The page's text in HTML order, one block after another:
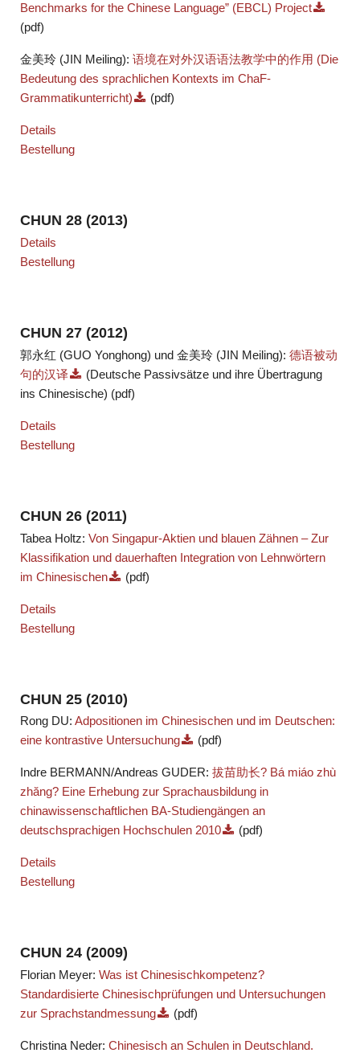
Benchmarks for the Chinese Language” (EBCL) Project
(pdf)
金美玲 (JIN Meiling): 语境在对外汉语语法教学中的作用 (Die
Bedeutung des sprachlichen Kontexts im ChaF-
Grammatikunterricht)
(pdf)
Details
Bestellung
CHUN 28 (2013)
Details
Bestellung
CHUN 27 (2012)
郭永红 (GUO Yonghong) und 金美玲 (JIN Meiling): 德语被动
句的汉译
(Deutsche Passivsätze und ihre Übertragung
ins Chinesische) (pdf)
Details
Bestellung
CHUN 26 (2011)
Tabea Holtz: Von Singapur-Aktien und blauen Zähnen – Zur
Klassifikation und dauerhaften Integration von Lehnwörtern
im Chinesischen
(pdf)
Details
Bestellung
CHUN 25 (2010)
Rong DU: Adpositionen im Chinesischen und im Deutschen:
eine kontrastive Untersuchung
(pdf)
Indre BERMANN/Andreas GUDER: 拔苗助长? Bá miáo zhù
zhăng? Eine Erhebung zur Sprachausbildung in
chinawissenschaftlichen BA-Studiengängen an
deutschsprachigen Hochschulen 2010
(pdf)
Details
Bestellung
CHUN 24 (2009)
Florian Meyer: Was ist Chinesischkompetenz?
Standardisierte Chinesischprüfungen und Untersuchungen
zur Sprachstandmessung
(pdf)
Christina Neder: Chinesisch an Schulen in Deutschland.